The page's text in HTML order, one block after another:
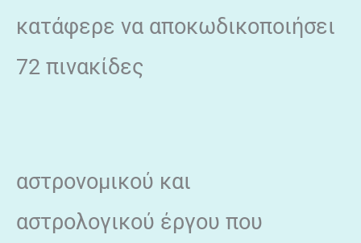
κατάφερε να αποκωδικοποιήσει
72 πινακίδες
αστρονομικού και
αστρολογικού έργου που